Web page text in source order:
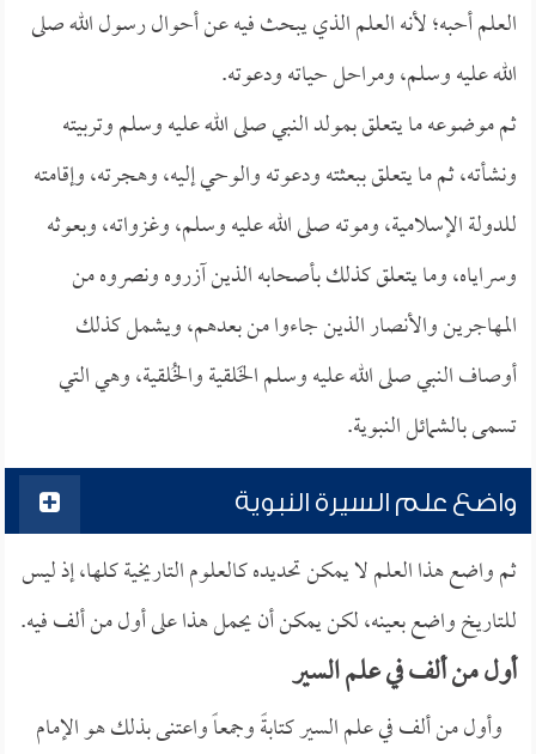
العلم أحبه؛ لأنه العلم الذي يبحث فيه عن أحوال رسول الله صلى
الله عليه وسلم، ومراحل حياته ودعوته.
ثم موضوعه ما يتعلق بمولد النبي صلى الله عليه وسلم وتربيته
ونشأته، ثم ما يتعلق ببعثته ودعوته والوحي إليه، وهجرته، وإقامته
للدولة الإسلامية، وموته صلى الله عليه وسلم، وغزواته، وبعوثه
وسراياه، وما يتعلق كذلك بأصحابه الذين آزروه ونصروه من
المهاجرين والأنصار الذين جاءوا من بعدهم، ويشمل كذلك
أوصاف النبي صلى الله عليه وسلم الخَلقية والخُلقية، وهي التي
تسمى بالشمائل النبوية.
واضع علم السيرة النبوية
ثم واضع هذا العلم لا يمكن تحديده كالعلوم التاريخية كلها، إذ ليس
للتاريخ واضع بعينه، لكن يمكن أن يحمل هذا على أول من ألف فيه.
أول من ألف في علم السير
وأول من ألف في علم السير كتابةً وجمعاً واعتنى بذلك هو الإمام